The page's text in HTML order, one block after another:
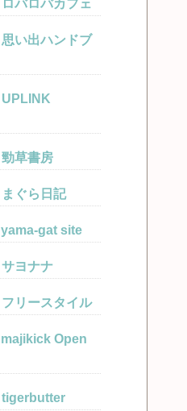
ロバロバカフェ
思い出ハンドブ
UPLINK
勁草書房
まぐら日記
yama-gat site
サヨナナ
フリースタイル
majikick Open
tigerbutter